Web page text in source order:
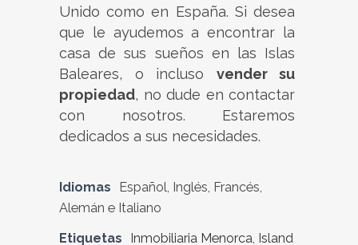
Unido como en España. Si desea
que le ayudemos a encontrar la
casa de sus sueños en las Islas
Baleares, o incluso vender su
propiedad, no dude en contactar
con nosotros. Estaremos
dedicados a sus necesidades.
Idiomas
Español, Inglés, Francés,
Alemán e Italiano
Etiquetas
Inmobiliaria Menorca, Island